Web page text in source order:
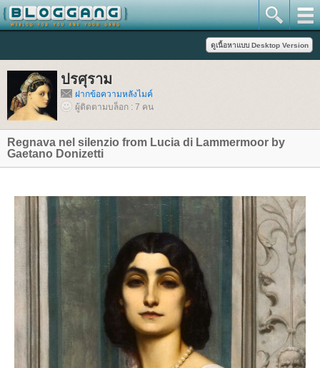
ปรศุราม
ฝากข้อความหลังไมค์
ผู้ติดตามบล็อก : 7 คน
Regnava nel silenzio from Lucia di Lammermoor by
Gaetano Donizetti